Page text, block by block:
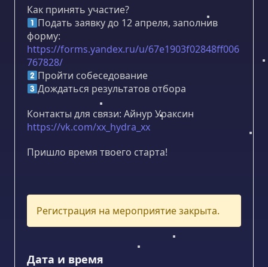
Как принять участие?
Подать заявку до 12 апреля, заполнив
форму:
https://forms.yandex.ru/u/67e1903f02848ff006
767828/
Пройти собеседование
Дождаться результатов отбора
Контакты для связи: Айнур Ураксин
https://vk.com/xx_hydra_xx
Пришло время твоего старта!
Регистрация на мероприятие закрыта.
Дата и время